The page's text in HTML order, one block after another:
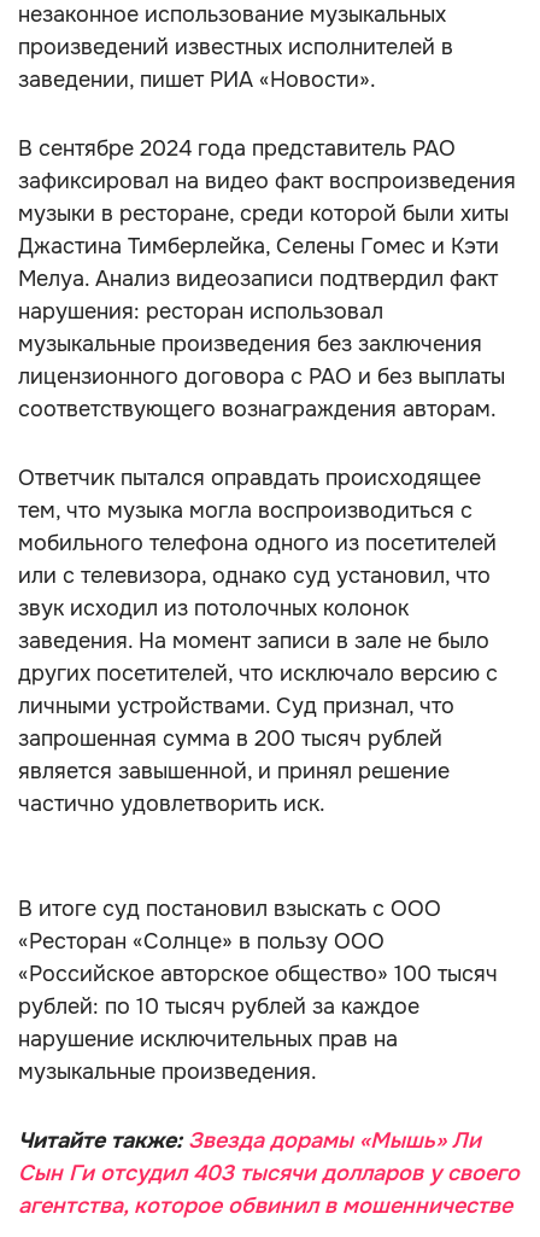
незаконное использование музыкальных
произведений известных исполнителей в
заведении, пишет РИА «Новости».
В сентябре 2024 года представитель РАО
зафиксировал на видео факт воспроизведения
музыки в ресторане, среди которой были хиты
Джастина Тимберлейка, Селены Гомес и Кэти
Мелуа. Анализ видеозаписи подтвердил факт
нарушения: ресторан использовал
музыкальные произведения без заключения
лицензионного договора с РАО и без выплаты
соответствующего вознаграждения авторам.
Ответчик пытался оправдать происходящее
тем, что музыка могла воспроизводиться с
мобильного телефона одного из посетителей
или с телевизора, однако суд установил, что
звук исходил из потолочных колонок
заведения. На момент записи в зале не было
других посетителей, что исключало версию с
личными устройствами. Суд признал, что
запрошенная сумма в 200 тысяч рублей
является завышенной, и принял решение
частично удовлетворить иск.
В итоге суд постановил взыскать с ООО
«Ресторан «Солнце» в пользу ООО
«Российское авторское общество» 100 тысяч
рублей: по 10 тысяч рублей за каждое
нарушение исключительных прав на
музыкальные произведения.
Читайте также: Звезда дорамы «Мышь» Ли
Сын Ги отсудил 403 тысячи долларов у своего
агентства, которое обвинил в мошенничестве